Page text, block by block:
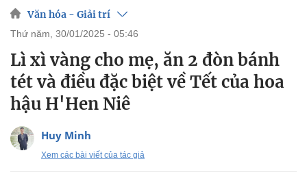
Văn hóa - Giải trí
thứ năm, 30/01/2025 - 05:46
Lì xì vàng cho mẹ, ăn 2 đòn bánh
tét và điều đặc biệt về Tết của hoa
hậu H'Hen Niê
Huy Minh
Xem các bài viết của tác giả